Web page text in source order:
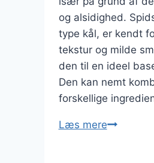
og alsidighed.
type kål, er kendt
tekstur og milde
den til en ideel
Den kan nemt
forskellige
Læs mere